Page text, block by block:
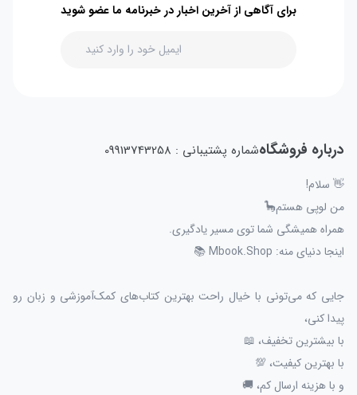
برای آگاهی از آخرین اخبار در خبرنامه ما عضو شوید
درباره فروشگاهشماره پشتیبانی : 09913743258
👋 سلام!
من لوپی هستم🦕
همراه همیشگی شما توی مسیر یادگیری.
اینجا دنیای منه: Mbook.Shop 📚
جایی که می‌تونی با خیال راحت بهترین کتاب‌های کمک‌آموزشی و زبان رو
پیدا کنی،
با بیشترین تخفیف، 📖
با بهترین کیفیت، 💯
و با هزینه ارسال کم، 🚚